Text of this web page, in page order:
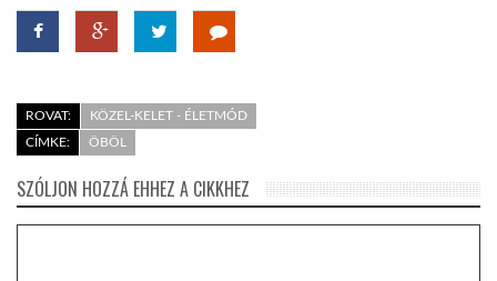
GLOBOBOOK
ROVAT:
KÖZEL-KELET - ÉLETMÓD
CÍMKE:
ÖBÖL
SZÓLJON HOZZÁ EHHEZ A CIKKHEZ